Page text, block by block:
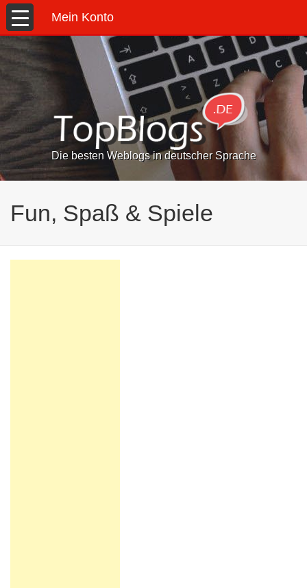
Mein Konto
Die besten Weblogs in deutscher Sprache
Fun, Spaß & Spiele